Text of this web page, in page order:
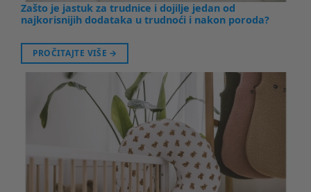
Zašto je jastuk za trudnice i dojilje jedan od
najkorisnijih dodataka u trudnoći i nakon poroda?
PROČITAJTE VIŠE →